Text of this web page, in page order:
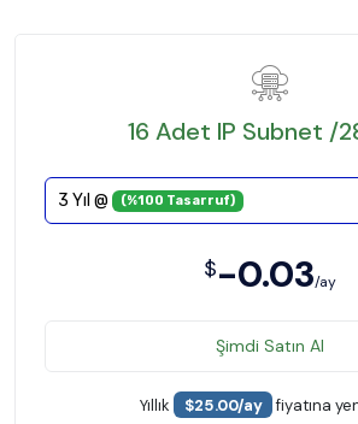
16 Adet IP Subnet /
3 Yıl @ (%100 Tasarruf)
$-0.03/ay
Şimdi Satın Al
Yıllık $25.00/ay fiyatına